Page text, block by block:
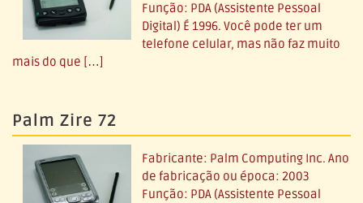
Função: PDA (Assistente Pessoal
Digital) É 1996. Você pode ter um
telefone celular, mas não faz muito
mais do que […]
Palm Zire 72
Fabricante: Palm Computing Inc. Ano
de fabricação ou época: 2003
Função: PDA (Assistente Pessoal